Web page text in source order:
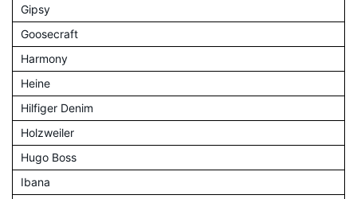
Gipsy
Goosecraft
Harmony
Heine
Hilfiger Denim
Holzweiler
Hugo Boss
Ibana